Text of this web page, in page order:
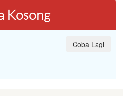
Kosong
Coba Lagi